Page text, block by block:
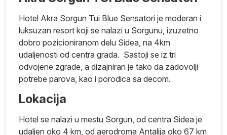
Hotel Akra Sorgun Tui Blue Sensatori je moderan i
luksuzan resort koji se nalazi u Sorgunu, izuzetno
dobro pozicioniranom delu Sidea, na 4km
udaljenosti od centra grada. Sastoji se iz tri
odvojene zgrade, a dizajniran je tako da zadovolji
potrebe parova, kao i porodica sa decom.
Lokacija
Hotel se nalazi u mestu Sorgun, od centra Sidea je
udaljen oko 4 km, od aerodroma Antalija oko 67 km